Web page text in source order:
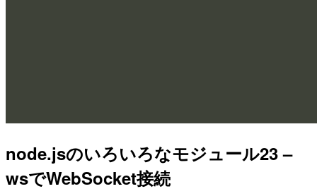
node.jsのいろいろなモジュール23 –
wsでWebSocket接続